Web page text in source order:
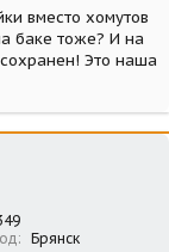
вместо хомутов
баке тоже? И на
Это наша
Брянск